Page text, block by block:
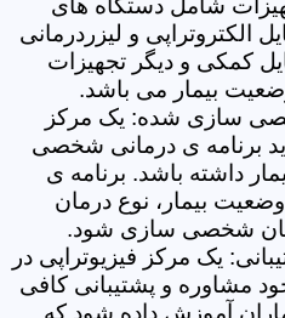
شامل دستگاه های
الکتروتراپی و لیزردرمانی
کمکی و دیگر تجهیزات
بیمار می باشد.
سازی شده: یک مرکز
برنامه ی درمانی شخصی
داشته باشد. برنامه ی
بیمار، نوع درمان
شخصی سازی شود.
یک مرکز فیزیوتراپی در
مشاوره و پشتیبانی کافی
آموزش داده شود که